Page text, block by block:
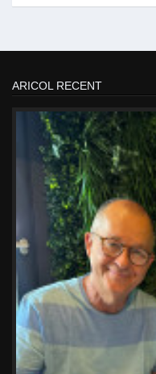
ARICOL RECENT